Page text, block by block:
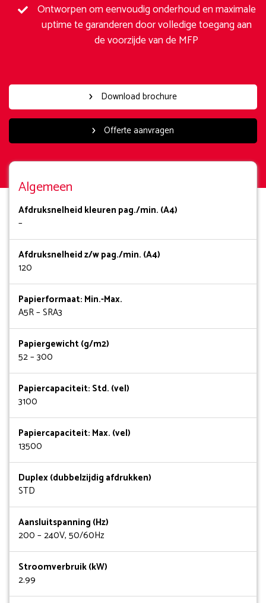
Ontworpen om eenvoudig onderhoud en maximale
uptime te garanderen door volledige toegang aan
de voorzijde van de MFP
Download brochure
Offerte aanvragen
Algemeen
Afdruksnelheid kleuren pag./min. (A4)
–
Afdruksnelheid z/w pag./min. (A4)
120
Papierformaat: Min.-Max.
A5R – SRA3
Papiergewicht (g/m2)
52 – 300
Papiercapaciteit: Std. (vel)
3100
Papiercapaciteit: Max. (vel)
13500
Duplex (dubbelzijdig afdrukken)
STD
Aansluitspanning (Hz)
200 – 240V, 50/60Hz
Stroomverbruik (kW)
2.99